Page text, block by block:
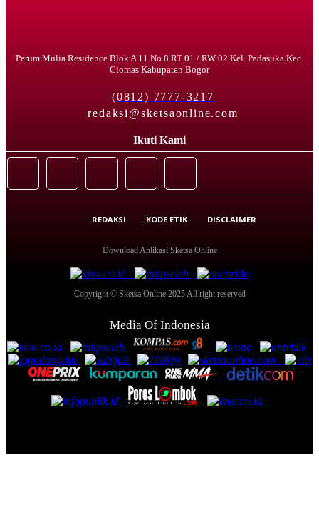
Perum Mulia Residence Blok A 11 No 8 RT 01 / RW 02 Kel. Padasuka Kec.
Ciomas Kabupaten Bogor
(0812) 7777-3217
redaksi@sketsaonline.com
Ikuti Kami
REDAKSI KODE ETIK DISCLAIMER
Download Aplikasi Sketsa Online
Copyright © Sketsa Online 2025 All right reserved
Media Of Indonesia